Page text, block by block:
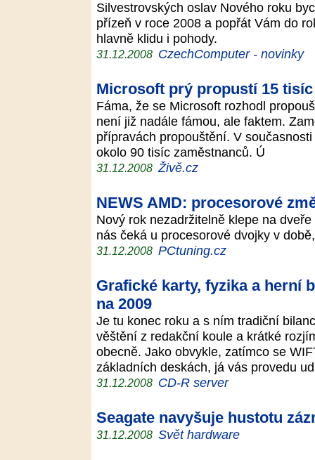
Silvestrovských oslav Nového roku
přízeň v roce 2008 a popřát Vám do
hlavně klidu i pohody.
31.12.2008 CzechComputer - novinky
Microsoft prý propustí 15
Fáma, že se Microsoft rozhodl
není již nadále fámou, ale faktem.
přípravách propouštění. V
okolo 90 tisíc zaměstnanců. Ú
31.12.2008 Živě.cz
NEWS AMD: procesorové
Nový rok nezadržitelně klepe na
nás čeká u procesorové dvojky v
31.12.2008 PCtuning.cz
Grafické karty, fyzika a herní
na 2009
Je tu konec roku a s ním tradiční
věštění z redakční koule a krátké
obecně. Jako obvykle, zatímco se
základních deskách, já vás provedu
31.12.2008 CD-R server
Seagate navyšuje hustotu
31.12.2008 Svět hardware